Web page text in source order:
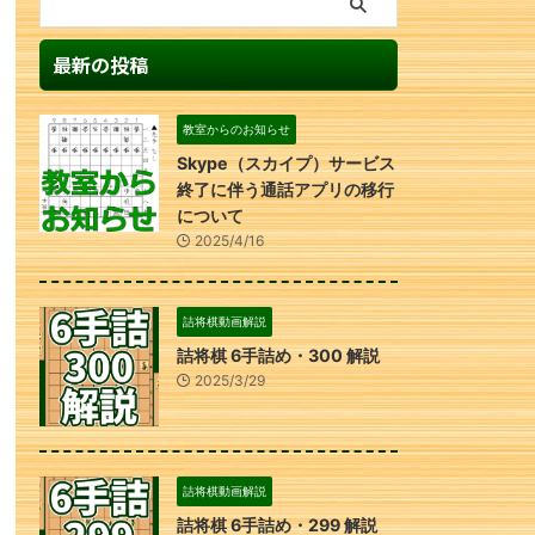
最新の投稿
教室からのお知らせ
Skype（スカイプ）サービス
終了に伴う通話アプリの移行
について
2025/4/16
詰将棋動画解説
詰将棋 6手詰め・300 解説
2025/3/29
詰将棋動画解説
詰将棋 6手詰め・299 解説